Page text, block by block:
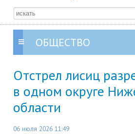
ОБЩЕСТВО
Отстрел лисиц
в одном округе
области
06 июля 2026 11:49